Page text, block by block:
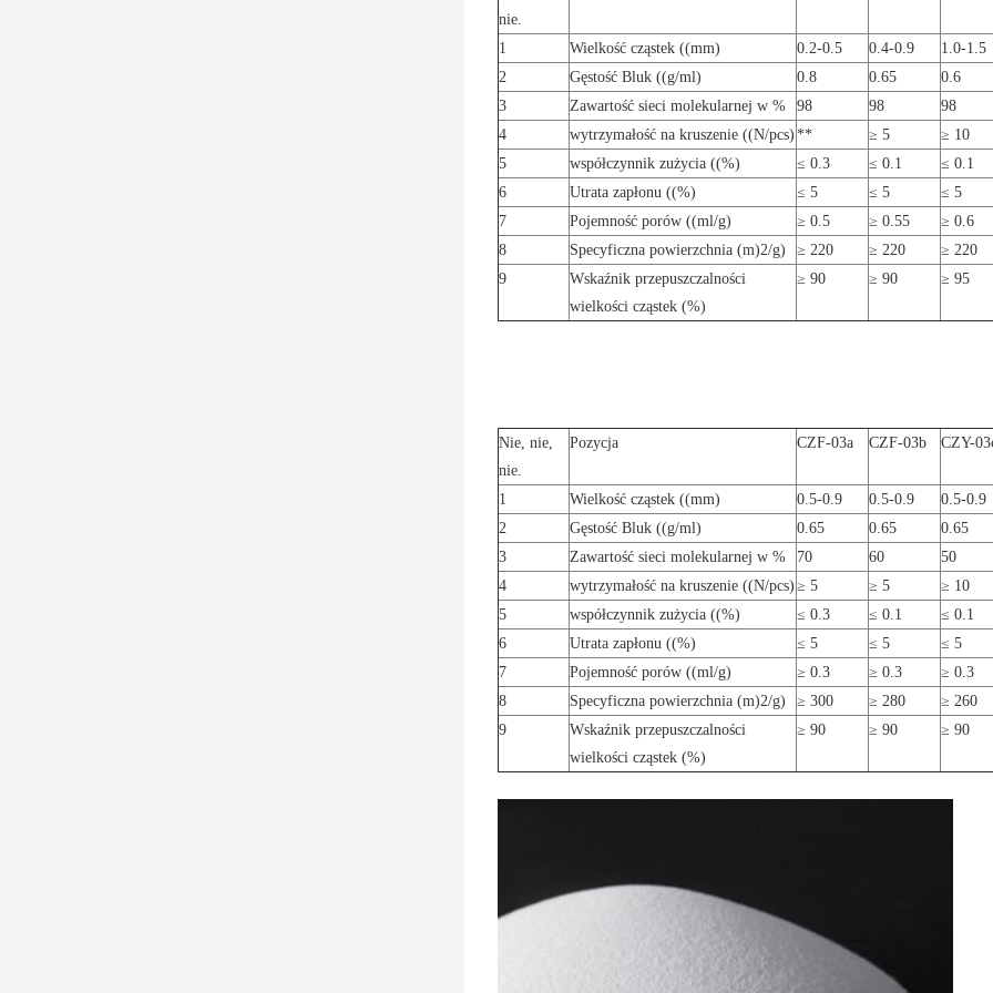
nie.
1 Wielkość cząstek ((mm) 0.2-0.5 0.4-0.9
1.0-1.5
2
Gęstość Bluk ((g/ml) 0.8 0.65
0.6
3
Zawartość sieci molekularnej w % 98 98
98
4
wytrzymałość na kruszenie ((N/pcs) ** ≥ 5
≥ 10
5
współczynnik zużycia ((%) ≤ 0.3 ≤ 0.1
≤ 0.1
6
Utrata zapłonu ((%) ≤ 5 ≤ 5
≤ 5
7
Pojemność porów ((ml/g) ≥ 0.5 ≥ 0.55
≥ 0.6
8
Specyficzna powierzchnia (m)2/g) ≥ 220 ≥ 220
≥ 220
9
Wskaźnik przepuszczalności
wielkości cząstek (%)
≥ 90 ≥ 90 ≥ 95
Nie, nie,
nie.
Pozycja CZF-03a CZF-03b CZY-
1 Wielkość cząstek ((mm) 0.5-0.9 0.5-0.9
0.5-0.9
2
Gęstość Bluk ((g/ml) 0.65 0.65
0.65
3
Zawartość sieci molekularnej w % 70 60
50
4
wytrzymałość na kruszenie ((N/pcs) ≥ 5 ≥ 5
≥ 10
5
współczynnik zużycia ((%) ≤ 0.3 ≤ 0.1
≤ 0.1
6
Utrata zapłonu ((%) ≤ 5 ≤ 5
≤ 5
7
Pojemność porów ((ml/g) ≥ 0.3 ≥ 0.3
≥ 0.3
8
Specyficzna powierzchnia (m)2/g) ≥ 300 ≥ 280
≥ 260
9
Wskaźnik przepuszczalności
wielkości cząstek (%)
≥ 90 ≥ 90 ≥ 90